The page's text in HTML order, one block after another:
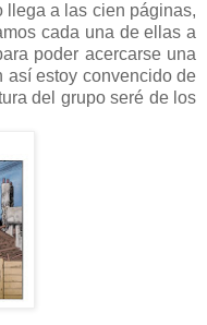
llega a las cien páginas,
cada una de ellas a
poder acercarse una
así estoy convencido de
del grupo seré de los